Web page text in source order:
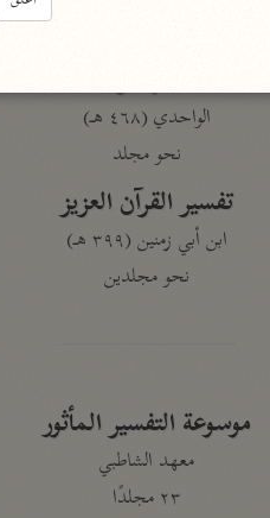
الوجيز
الواحدي (٤٦٨ هـ)
نحو مجلد
تفسير القرآن العزيز
ابن أبي زمنين (٣٩٩ هـ)
نحو مجلدين
موسوعة التفسير المأثور
معهد الشاطبي
٢٣ مجلدًا